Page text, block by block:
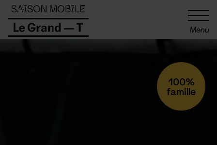
Menu
100%
famille
Panneau de gestion des cookies